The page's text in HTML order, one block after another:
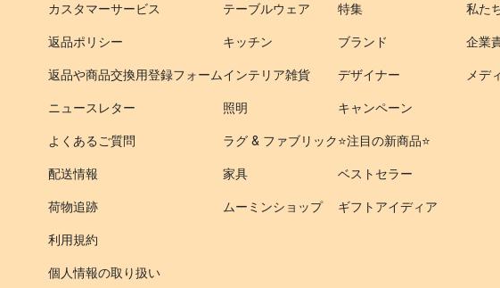
カスタマーサービス
返品ポリシー
返品や商品交換用登録フォーム
ニュースレター
よくあるご質問
配送情報
荷物追跡
利用規約
個人情報の取り扱い
テーブルウェア
キッチン
インテリア雑貨
照明
ラグ & ファブリック
家具
ムーミンショップ
特集
ブランド
デザイナー
キャンペーン
⭐️注目の新商品⭐️
ベストセラー
ギフトアイディア
私た
企業
メデ